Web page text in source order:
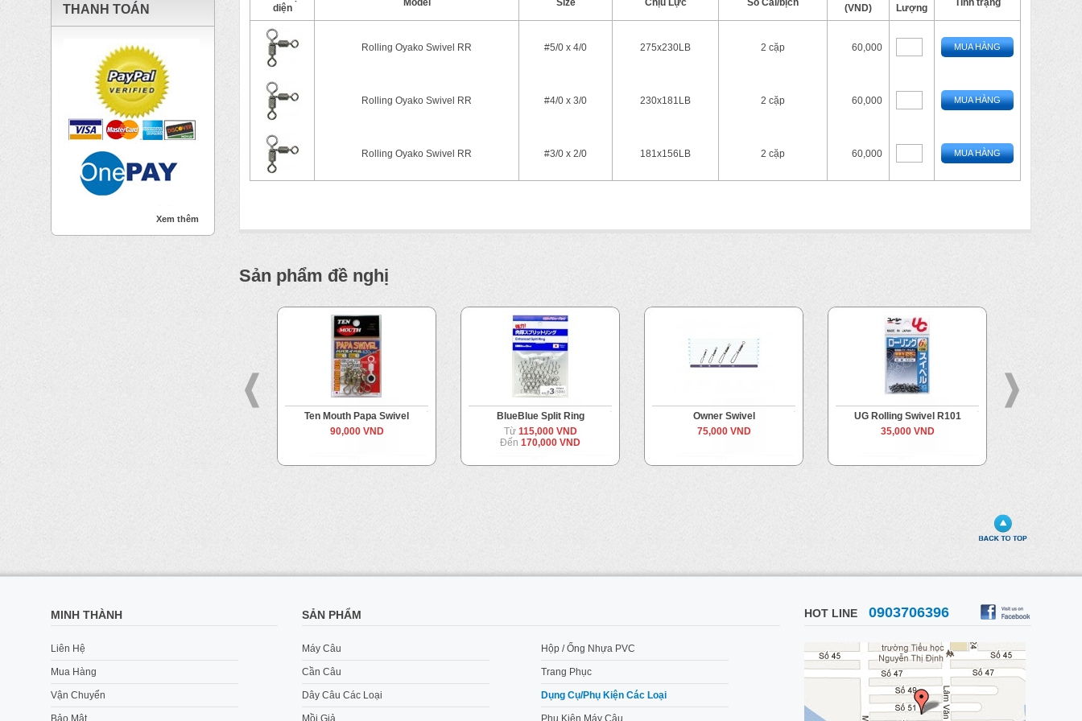
THANH TOÁN
Xem thêm
diện
Model Size Chịu Lực Số Cái/bịch
(VND)
Lượng
Tình trạng
Rolling Oyako Swivel RR #5/0 x 4/0 275x230LB 2 cặp 60,000 MUA HÀNG
Rolling Oyako Swivel RR #4/0 x 3/0 230x181LB 2 cặp 60,000 MUA HÀNG
Rolling Oyako Swivel RR #3/0 x 2/0 181x156LB 2 cặp 60,000 MUA HÀNG
Sản phẩm đề nghị
Ten Mouth Papa Swivel
90,000 VND
BlueBlue Split Ring
Từ 115,000 VND
Đến 170,000 VND
Owner Swivel
75,000 VND
UG Rolling Swivel R101
35,000 VND
MINH THÀNH
Liên Hệ
Mua Hàng
Vận Chuyển
Bảo Mật
SẢN PHẨM
Máy Câu
Cần Câu
Dây Câu Các Loại
Mồi Giả
Hộp / Ống Nhựa PVC
Trang Phục
Dụng Cụ/Phụ Kiện Các Loại
Phụ Kiện Máy Câu
HOT LINE 0903706396